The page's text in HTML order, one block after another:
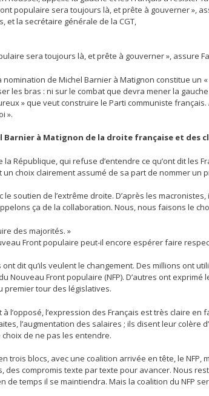
populaire sera toujours là, et prête à gouverner »,
et la secrétaire générale de la CGT,
sera toujours là, et prête à gouverner », assure
nomination de Michel Barnier à Matignon constitue un
les bras : ni sur le combat que devra mener la
» que veut construire le Parti communiste
».
à Matignon de la droite française et des
République, qui refuse d’entendre ce qu’ont dit les
un choix clairement assumé de sa part de nommer
soutien de l’extrême droite. D’après les macronistes,
ça de la collaboration. Nous, nous faisons le
des majorités. »
Front populaire peut-il encore espérer faire
dit qu’ils veulent le changement. Des millions ont
Nouveau Front populaire (NFP). D’autres ont
premier tour des législatives.
à l’opposé, l’expression des Français est très claire
l’augmentation des salaires ; ils disent leur colère
de ne pas les entendre.
trois blocs, avec une coalition arrivée en tête, le NFP,
des compromis texte par texte pour avancer. Nous
de temps il se maintiendra. Mais la coalition du NFP